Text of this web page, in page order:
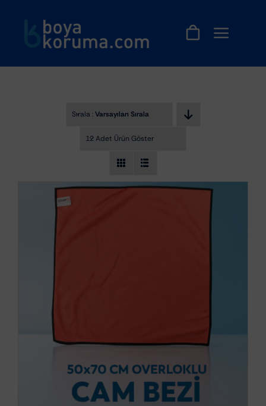
Sırala :Varsayılan Sıralama
12 Adet Ürün Göster